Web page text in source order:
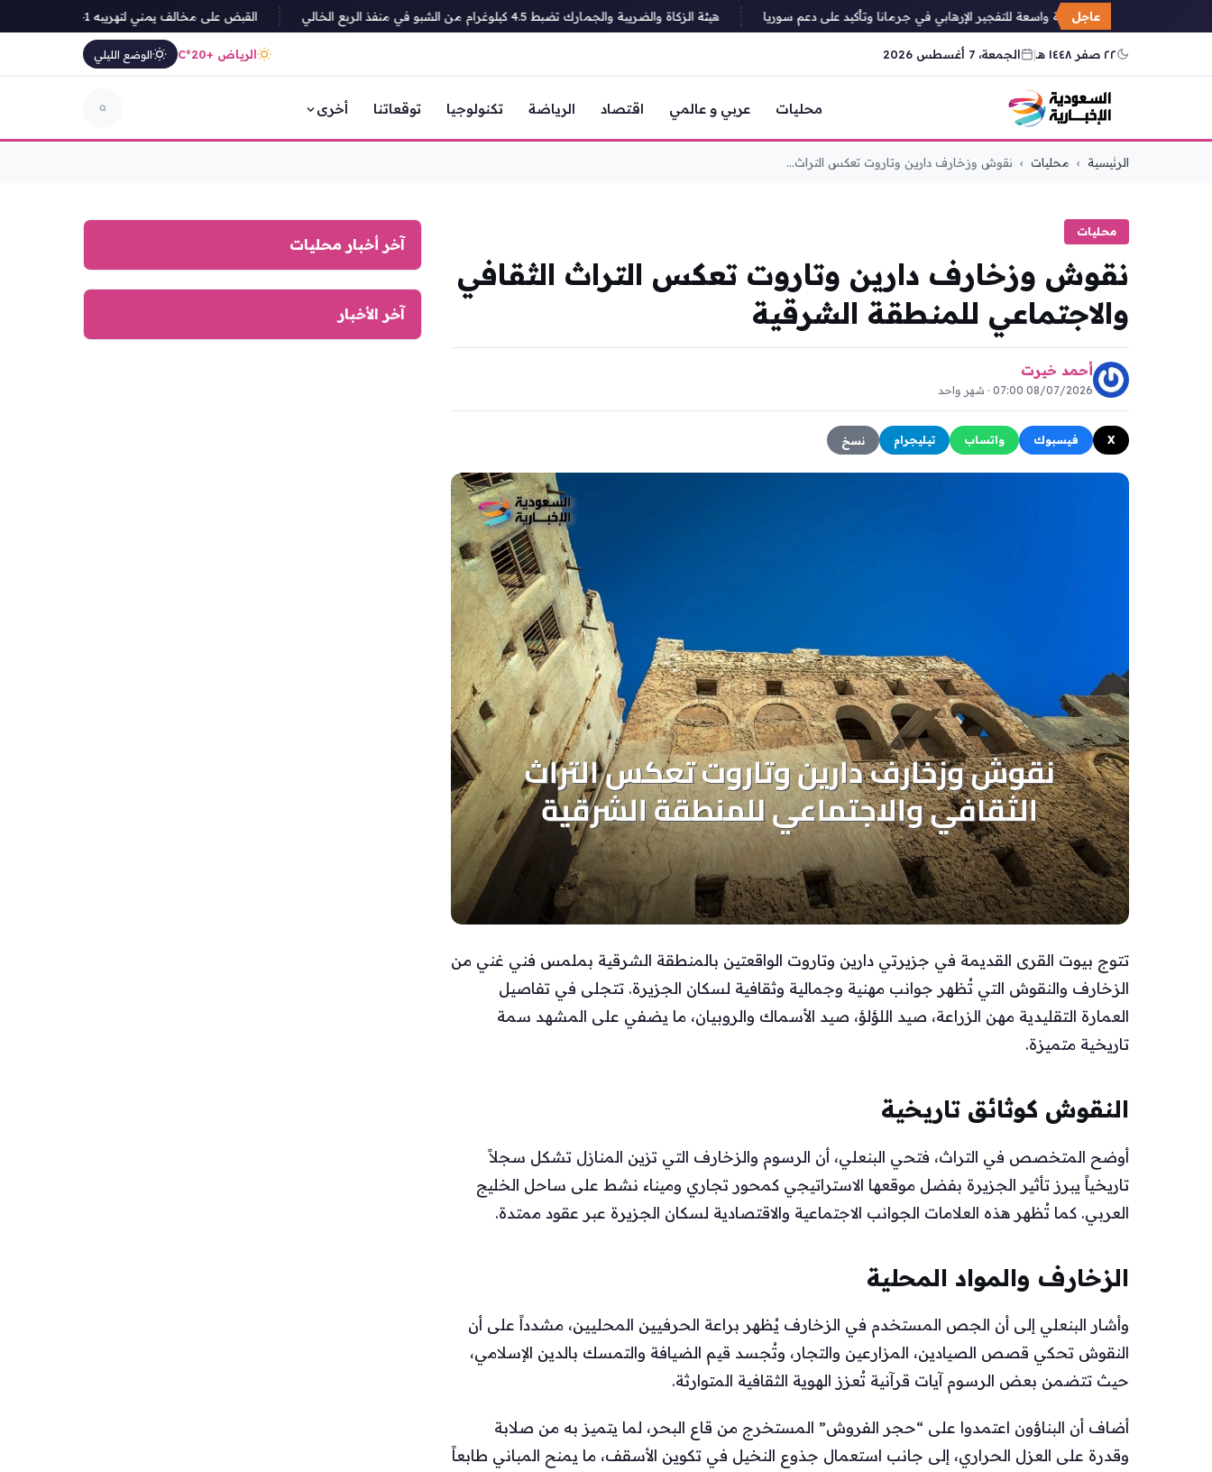
عاجل
إدانات عربية واسعة للتفجير الإرهابي في جرمانا وتأكيد على دعم سوريا هيئة الزكاة والضريبة والجمارك تضبط 4.5 كيلوغرام من الشبو في منفذ الربع الخالي القبض على مخالف يمني لتهريبه 141 كيلوجراما من القات في جازان
٢٢ صفر ١٤٤٨ هـ | الجمعة، 7 أغسطس 2026 الرياض +20°C الوضع الليلي
محليات عربي و عالمي اقتصاد الرياضة تكنولوجيا توقعاتنا أخرى
الرئيسية › محليات › نقوش وزخارف دارين وتاروت تعكس التراث...
محليات
نقوش وزخارف دارين وتاروت تعكس التراث الثقافي
والاجتماعي للمنطقة الشرقية
أحمد خيرت
08/07/2026 07:00 · شهر واحد
X فيسبوك واتساب تيليجرام نسخ
تتوج بيوت القرى القديمة في جزيرتي دارين وتاروت الواقعتين بالمنطقة الشرقية بملمس فني غني من
الزخارف والنقوش التي تُظهر جوانب مهنية وجمالية وثقافية لسكان الجزيرة. تتجلى في تفاصيل
العمارة التقليدية مهن الزراعة، صيد اللؤلؤ، صيد الأسماك والروبيان، ما يضفي على المشهد سمة
تاريخية متميزة.
النقوش كوثائق تاريخية
أوضح المتخصص في التراث، فتحي البنعلي، أن الرسوم والزخارف التي تزين المنازل تشكل سجلاً
تاريخياً يبرز تأثير الجزيرة بفضل موقعها الاستراتيجي كمحور تجاري وميناء نشط على ساحل الخليج
العربي. كما تُظهر هذه العلامات الجوانب الاجتماعية والاقتصادية لسكان الجزيرة عبر عقود ممتدة.
الزخارف والمواد المحلية
وأشار البنعلي إلى أن الجص المستخدم في الزخارف يُظهر براعة الحرفيين المحليين، مشدداً على أن
النقوش تحكي قصص الصيادين، المزارعين والتجار، وتُجسد قيم الضيافة والتمسك بالدين الإسلامي،
حيث تتضمن بعض الرسوم آيات قرآنية تُعزز الهوية الثقافية المتوارثة.
أضاف أن البناؤون اعتمدوا على “حجر الفروش” المستخرج من قاع البحر، لما يتميز به من صلابة
وقدرة على العزل الحراري، إلى جانب استعمال جذوع النخيل في تكوين الأسقف، ما يمنح المباني طابعاً
آخر أخبار محليات
آخر الأخبار